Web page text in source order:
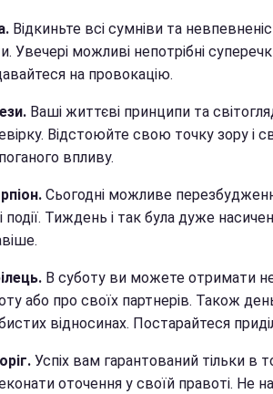
Відкиньте всі сумніви та
Увечері можливі непотрібні
на провокацію.
Ваші життєві принципи та
Відстоюйте свою точку зору і
впливу.
Сьогодні можливе
події. Тиждень і так була дуже
В суботу ви можете отримати
або про своїх партнерів. Також
відносинах. Постарайтеся
Успіх вам гарантований тільки в
оточення у своїй правоті. Не